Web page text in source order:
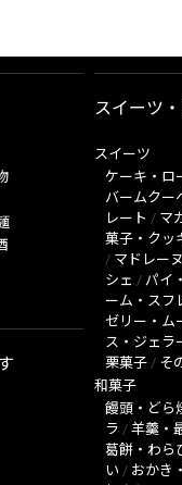
スイーツ
スイーツ
ケーキ・ロ
バームクー
レート / マ
菓子・クッ
/ マドレー
シェ / パイ
ーム・スフ
ゼリー・ム
ス・ジェラ
栗菓子 / そ
和菓子
饅頭・どら
ラ / 羊羹・
葛餅・わら
い / おかき